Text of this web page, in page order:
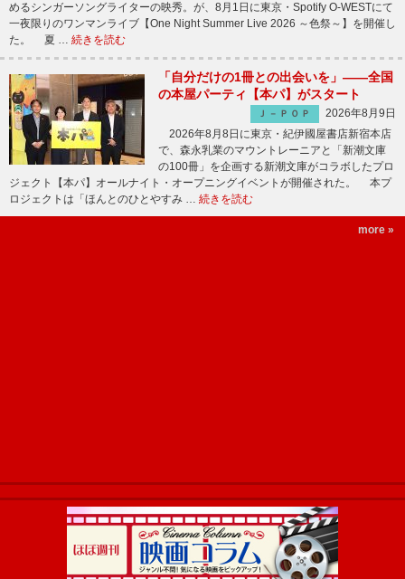
めるシンガーソングライターの映秀。が、8月1日に東京・Spotify O-WESTにて
一夜限りのワンマンライブ【One Night Summer Live 2026 ～色祭～】を開催し
た。 夏 … 続きを読む
「自分だけの1冊との出会いを」――全国
の本屋パーティ【本パ】がスタート
Ｊ－ＰＯＰ
2026年8月9日
2026年8月8日に東京・紀伊國屋書店新宿本店
で、森永乳業のマウントレーニアと「新潮文庫
の100冊」を企画する新潮文庫がコラボしたプロ
ジェクト【本パ】オールナイト・オープニングイベントが開催された。 本プ
ロジェクトは「ほんとのひとやすみ … 続きを読む
more »